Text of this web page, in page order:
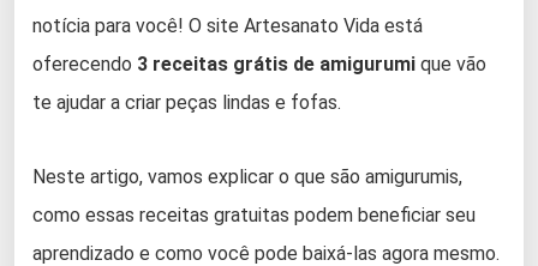
notícia para você! O site Artesanato Vida está
oferecendo 3 receitas grátis de amigurumi que vão
te ajudar a criar peças lindas e fofas.
Neste artigo, vamos explicar o que são amigurumis,
como essas receitas gratuitas podem beneficiar seu
aprendizado e como você pode baixá-las agora mesmo.